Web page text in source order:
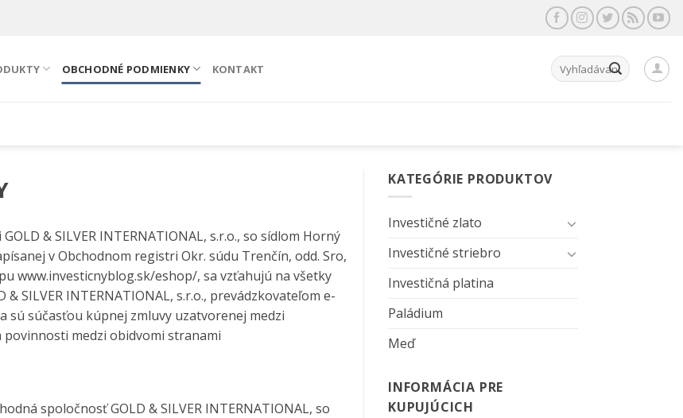
OBCHODNÉ PODMIENKY KONTAKT Hľadať:
& SILVER INTERNATIONAL, s.r.o., so sídlom Horný
v Obchodnom registri Okr. súdu Trenčín, odd. Sro,
www.investicnyblog.sk/eshop/, sa vzťahujú na všetky
SILVER INTERNATIONAL, s.r.o., prevádzkovateľom e-
súčasťou kúpnej zmluvy uzatvorenej medzi
medzi obidvomi stranami
spoločnosť GOLD & SILVER INTERNATIONAL, so
KATEGÓRIE PRODUKTOV
Investičné zlato
Investičné striebro
Investičná platina
Paládium
Meď
INFORMÁCIA PRE
KUPUJÚCICH